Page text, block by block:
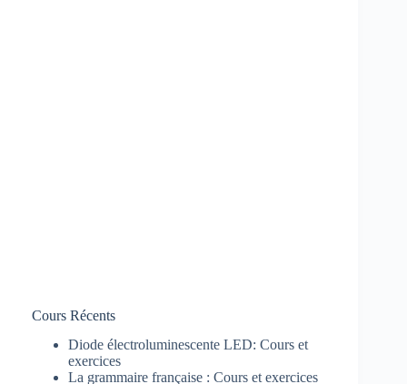
Cours Récents
Diode électroluminescente LED: Cours et
exercices
La grammaire française : Cours et exercices